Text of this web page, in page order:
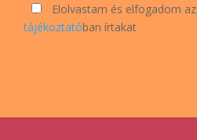
Elolvastam és elfogadom az
tájékoztatóban írtakat